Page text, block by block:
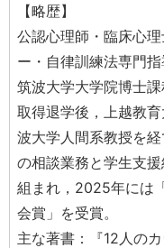
【略歴】
公認心理師・臨床心
ー・自律訓練法専門
筑波大学大学院博士
取得退学後，上越教
波大学人間系教授を
の相談業務と学生支
組まれ，2025年には
会賞」を受賞。
主な著書：『12人の